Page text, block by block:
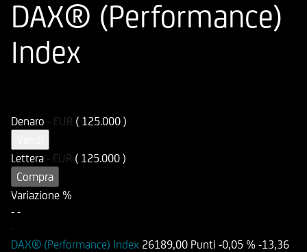
DAX® (Performance)
Index
Denaro - EUR ( 125.000 )
Lettera - EUR ( 125.000 )
Compra
Variazione %
- -
-
DAX® (Performance) Index 26189,00 Punti -0,05 % -13,36